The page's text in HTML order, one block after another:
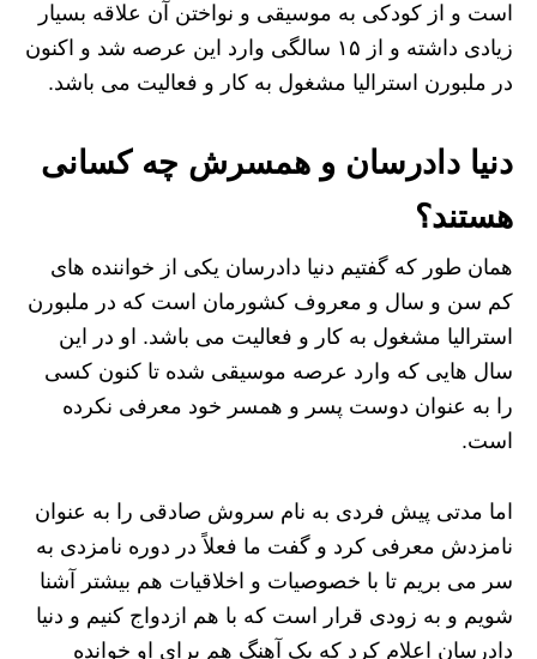
است و از کودکی به موسیقی و نواختن آن علاقه بسیار
زیادی داشته و از ۱۵ سالگی وارد این عرصه شد و اکنون
در ملبورن استرالیا مشغول به کار و فعالیت می باشد.
دنیا دادرسان و همسرش چه کسانی
هستند؟
همان طور که گفتیم دنیا دادرسان یکی از خواننده های
کم سن و سال و معروف کشورمان است که در ملبورن
استرالیا مشغول به کار و فعالیت می باشد. او در این
سال هایی که وارد عرصه موسیقی شده تا کنون کسی
را به عنوان دوست پسر و همسر خود معرفی نکرده
است.
اما مدتی پیش فردی به نام سروش صادقی را به عنوان
نامزدش معرفی کرد و گفت ما فعلاً در دوره نامزدی به
سر می بریم تا با خصوصیات و اخلاقیات هم بیشتر آشنا
شویم و به زودی قرار است که با هم ازدواج کنیم و دنیا
دادرسان اعلام کرد که یک آهنگ هم برای او خوانده